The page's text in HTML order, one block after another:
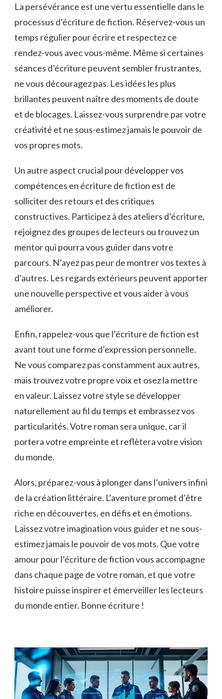
La persévérance‍ est ⁤une vertu essentielle⁤ dans le
processus d’écriture⁢ de ​fiction.⁢ Réservez-vous‌ un‍
temps ‌régulier ⁤pour écrire et respectez ce
rendez-vous avec vous-même. Même si certaines
séances‍ d’écriture ⁣peuvent sembler frustrantes,‍
ne vous découragez‌ pas. Les ⁢idées les ‌plus
brillantes peuvent naître des ‍moments de ⁣doute
et de ​blocages.⁣ Laissez-vous ⁣surprendre par votre​
créativité et ne ⁢sous-estimez jamais le pouvoir de
vos ​propres⁢ mots.
Un autre aspect crucial⁢ pour développer​ vos
compétences en écriture de fiction est de
solliciter des retours ⁣et ⁣des ‌critiques
constructives. Participez à des​ ateliers d’écriture,
rejoignez des groupes de lecteurs ou trouvez⁢ un⁤
mentor ⁤qui⁤ pourra vous ⁢guider dans votre
parcours. N’ayez pas peur ‍de montrer ⁣vos textes à
d’autres. Les regards‍ extérieurs peuvent apporter
une nouvelle perspective ⁤et vous aider à ​vous⁢
améliorer.
Enfin, rappelez-vous que l’écriture de fiction est
avant tout une forme d’expression personnelle.
Ne vous comparez pas constamment aux autres,
⁣mais‌ trouvez votre​ propre voix et osez la mettre
‌en valeur.‌ Laissez votre style⁤ se⁤ développer
⁤naturellement au fil du temps et embrassez vos
‍particularités. Votre roman sera unique, car il
portera ⁣votre empreinte et reflètera votre vision
⁤du monde.
Alors, préparez-vous à‌ plonger ​dans l’univers infini
de la création littéraire. L’aventure⁤ promet⁢ d’être
riche en découvertes, en défis et en émotions.
⁤Laissez votre imagination vous guider‍ et ne sous-
estimez jamais le pouvoir de vos mots. ​Que votre
amour pour l’écriture​ de fiction vous ⁣accompagne‍
dans ⁤chaque page de votre roman, ⁣et que votre
histoire puisse inspirer et​ émerveiller⁣ les lecteurs
⁢du monde entier. Bonne écriture !